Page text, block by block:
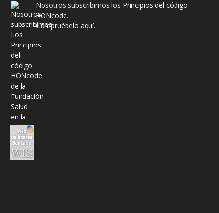
Nosotros subscribimos los Principios del código
HONcode.
Compruébelo aquí.